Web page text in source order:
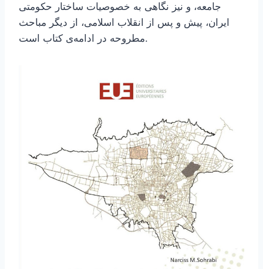
جامعه، و نیز نگاهی به خصوصیات ساختار حکومتی
ایران، پیش و پس از انقلاب اسلامی، از دیگر مباحث
مطروحه در ادامه‌ی کتاب است.